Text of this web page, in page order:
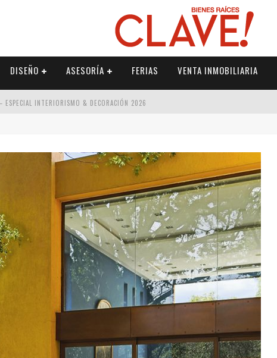
DISEÑO ASESORÍA FERIAS VENTA INMOBILIARIA
INTERIORISMO & DECORACIÓN 2026
INTERIORISMO & DECORACIÓN 2026
DECORACIÓN 2026
INTERIORISMO & DECORACIÓN 2026
MUBB DESIGN STUDIO – ESPECIAL